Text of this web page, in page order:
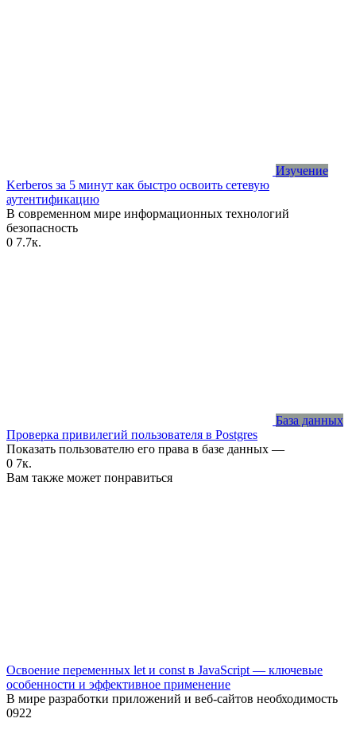
Изучение
Kerberos за 5 минут как быстро освоить сетевую
аутентификацию
В современном мире информационных технологий
безопасность
0 7.7к.
База данных
Проверка привилегий пользователя в Postgres
Показать пользователю его права в базе данных —
0 7к.
Вам также может понравиться
Освоение переменных let и const в JavaScript — ключевые
особенности и эффективное применение
В мире разработки приложений и веб-сайтов необходимость
0922